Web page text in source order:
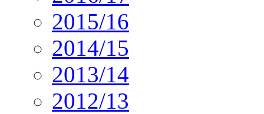
2015/16
2014/15
2013/14
2012/13